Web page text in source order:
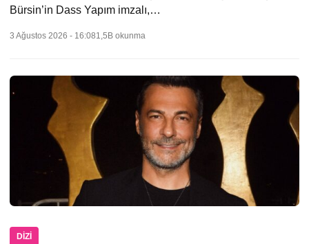
Bürsin’in Dass Yapım imzalı,…
3 Ağustos 2026 - 16:081,5B okunma
DIZI